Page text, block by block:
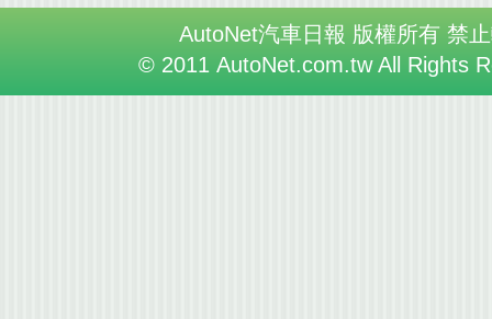
AutoNet汽車日報 版權所有 禁
© 2011 AutoNet.com.tw All Rights